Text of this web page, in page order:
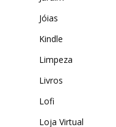
Jóias
Kindle
Limpeza
Livros
Lofi
Loja Virtual